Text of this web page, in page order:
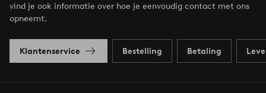
vind je ook informatie over hoe je eenvoudig contact met ons
opneemt.
Klantenservice Bestelling Betaling